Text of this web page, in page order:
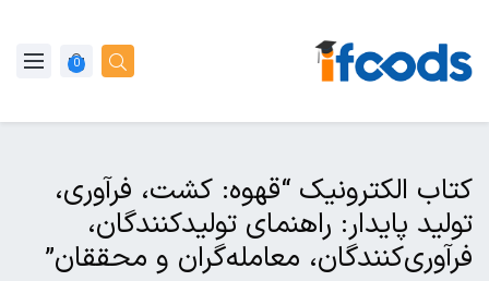
0
کتاب الکترونیک “قهوه: کشت، فرآوری،
تولید پایدار: راهنمای تولیدکنندگان،
فرآوری‌کنندگان، معامله‌گران و محققان”